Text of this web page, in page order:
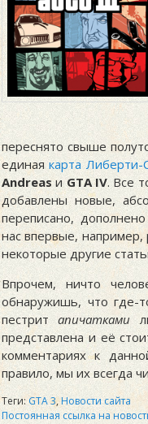
переснято свыше
единаякарта Либерти-
AndreasиGTA IV. Все
добавлены новые,
переписано,
нас впервые,
некоторые другие
Впрочем, ничто
обнаружишь, что где-
пестритапичатками
представлена и её
комментариях к
правило, мы их всегда
Теги:GTA 3,Новости сайта
Постоянная ссылка на